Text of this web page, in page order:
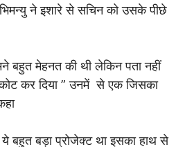
ने इशारे से सचिन को उसके पीछे
बहुत मेहनत की थी लेकिन पता नहीं
कर दिया ” उनमें से एक जिसका
बहुत बड़ा प्रोजेक्ट था इसका हाथ से